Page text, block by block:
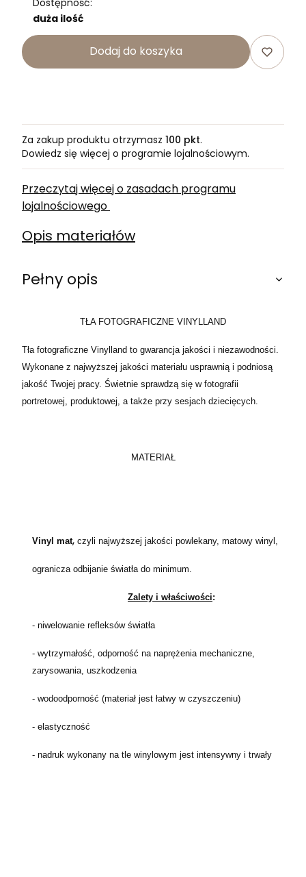
Dostępność:
duża ilość
Dodaj do koszyka
Za zakup produktu otrzymasz 100 pkt.
Dowiedz się więcej o programie lojalnościowym.
Przeczytaj więcej o zasadach programu
lojalnościowego
Opis materiałów
Pełny opis
TŁA FOTOGRAFICZNE VINYLLAND
Tła fotograficzne Vinylland to gwarancja jakości i niezawodności.
Wykonane z najwyższej jakości materiału usprawnią i podniosą
jakość Twojej pracy. Świetnie sprawdzą się w fotografii
portretowej, produktowej, a także przy sesjach dziecięcych.
MATERIAŁ
Vinyl mat, czyli najwyższej jakości powlekany, matowy winyl,
ogranicza odbijanie światła do minimum.
Zalety i właściwości:
- niwelowanie refleksów światła
- wytrzymałość, odporność na naprężenia mechaniczne,
zarysowania, uszkodzenia
- wodoodporność (materiał jest łatwy w czyszczeniu)
- elastyczność
- nadruk wykonany na tle winylowym jest intensywny i trwały